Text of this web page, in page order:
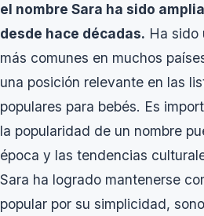
el nombre Sara ha sido
desde hace décadas. Ha sido
más comunes en muchos
una posición relevante en las
populares para bebés. Es
la popularidad de un nombre
época y las tendencias
Sara ha logrado mantenerse
popular por su simplicidad,